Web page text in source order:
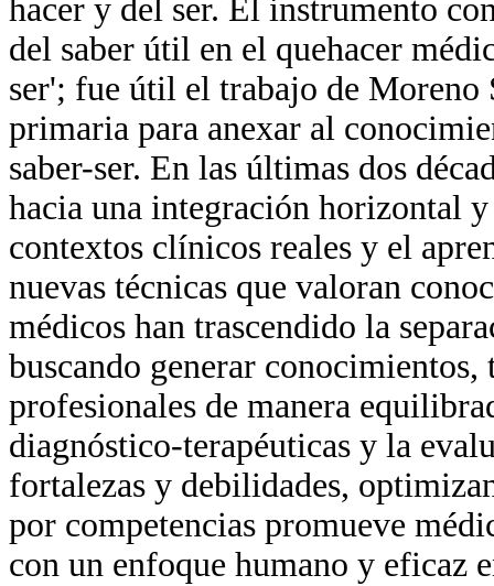
hacer y del ser. El instrumento
del saber útil en el quehacer
ser'; fue útil el trabajo de Moreno
primaria para anexar al
saber-ser. En las últimas dos
hacia una integración horizontal
contextos clínicos reales y el
nuevas técnicas que valoran
médicos han trascendido la
buscando generar
profesionales de manera
diagnóstico-terapéuticas y la
fortalezas y debilidades,
por competencias promueve
con un enfoque humano y eficaz